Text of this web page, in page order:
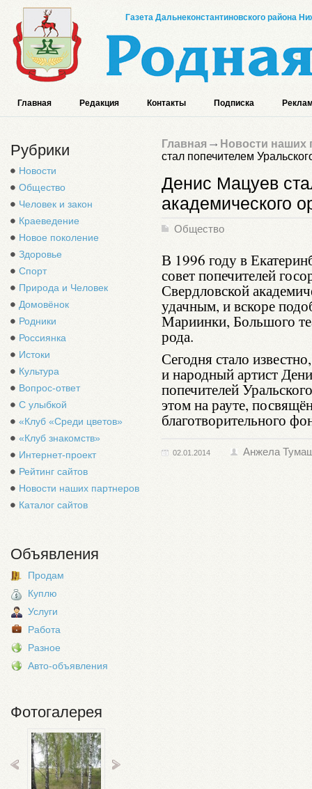
Газета Дальнеконстантиновского района
Главная Редакция Контакты Подписка
Рубрики
Новости
Общество
Человек и закон
Краеведение
Новое поколение
Здоровье
Спорт
Природа и Человек
Домовёнок
Родники
Россиянка
Истоки
Культура
Вопрос-ответ
С улыбкой
«Клуб «Среди цветов»
«Клуб знакомств»
Интернет-проект
Рейтинг сайтов
Новости наших партнеров
Каталог сайтов
Объявления
Продам
Куплю
Услуги
Работа
Разное
Авто-объявления
Фотогалерея
Главная
Новости наших
стал попечителем
Денис Мацуев
академического
Общество
В 1996 году в
совет попечителей
Свердловской
удачным, и вскоре
Мариинки, Большого
рода.
Сегодня стало
и народный артист
попечителей
этом на рауте,
благотворительного
02.01.2014 Анжела